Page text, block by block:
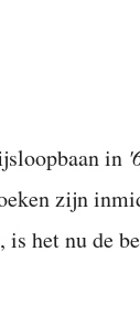
in
zijn
is het nu de